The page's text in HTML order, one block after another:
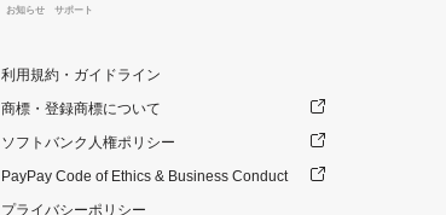
お知らせ サポート
利用規約・ガイドライン
商標・登録商標について
ソフトバンク人権ポリシー
PayPay Code of Ethics & Business Conduct
プライバシーポリシー